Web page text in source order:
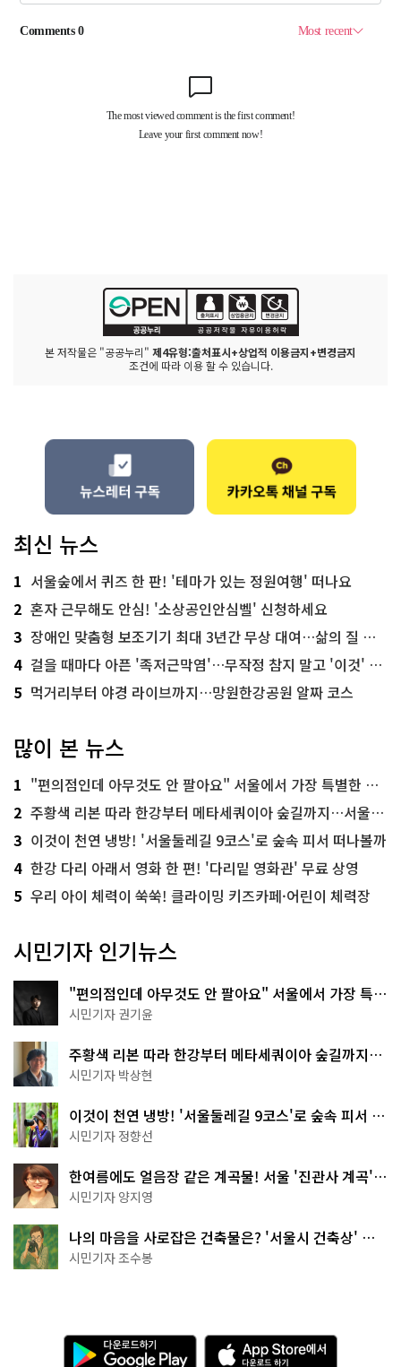
본 저작물은 "공공누리" 제4유형:출처표시+상업적 이용금지+변경금지
조건에 따라 이용 할 수 있습니다.
최신 뉴스
1 서울숲에서 퀴즈 한 판! '테마가 있는 정원여행' 떠나요
2 혼자 근무해도 안심! '소상공인안심벨' 신청하세요
3 장애인 맞춤형 보조기기 최대 3년간 무상 대여…삶의 질 높인다
4 걸을 때마다 아픈 '족저근막염'…무작정 참지 말고 '이것' 해보세요!
5 먹거리부터 야경 라이브까지…망원한강공원 알짜 코스
많이 본 뉴스
1 "편의점인데 아무것도 안 팔아요" 서울에서 가장 특별한 편의점의 정체
2 주황색 리본 따라 한강부터 메타세쿼이아 숲길까지…서울둘레길 15코스
3 이것이 천연 냉방! '서울둘레길 9코스'로 숲속 피서 떠나볼까
4 한강 다리 아래서 영화 한 편! '다리밑 영화관' 무료 상영
5 우리 아이 체력이 쑥쑥! 클라이밍 키즈카페·어린이 체력장
시민기자 인기뉴스
"편의점인데 아무것도 안 팔아요" 서울에서 가장 특별
한 편의점의 정체
시민기자 권기윤
주황색 리본 따라 한강부터 메타세쿼이아 숲길까지…
서울둘레길 15코스
시민기자 박상현
이것이 천연 냉방! '서울둘레길 9코스'로 숲속 피서 떠
나볼까
시민기자 정향선
한여름에도 얼음장 같은 계곡물! 서울 '진관사 계곡'이
천국이네~
시민기자 양지영
나의 마음을 사로잡은 건축물은? '서울시 건축상' 수
상작 공개!
시민기자 조수봉
다
운
A
p